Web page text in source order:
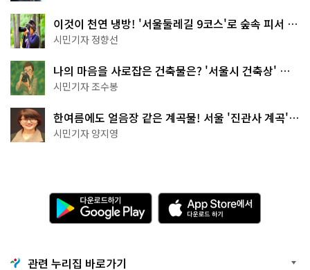
이것이 천연 냉방! '서울둘레길 9코스'로 숲속 피서 떠
나볼까
시민기자 정향선
나의 마음을 사로잡은 건축물은? '서울시 건축상' 수
상작 공개!
시민기자 조수봉
한여름에도 얼음장 같은 계곡물! 서울 '진관사 계곡'이
천국이네~
시민기자 양지영
다
운
로
기
A
p
p
관련 누리집 바로가기